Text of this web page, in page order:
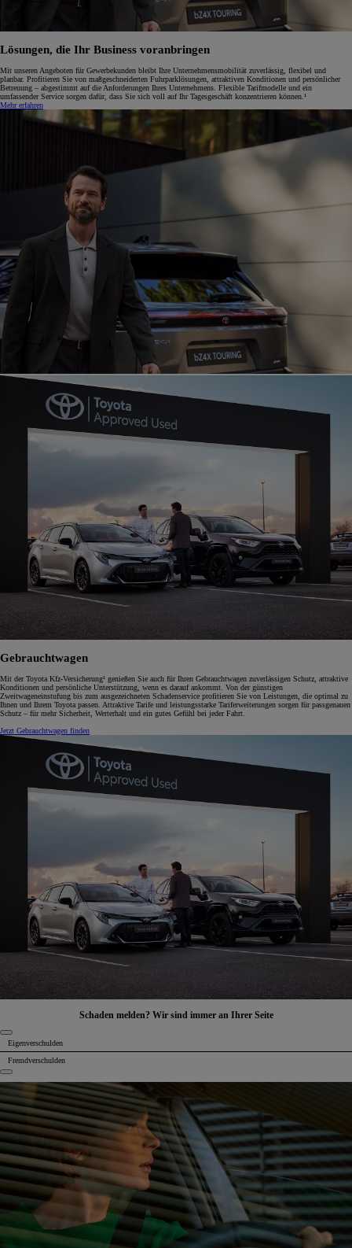
Lösungen, die Ihr Business voranbringen
Mit unseren Angeboten für Gewerbekunden bleibt Ihre Unternehmensmobilität zuverlässig, flexibel und
planbar. Profitieren Sie von maßgeschneiderten Fuhrparklösungen, attraktiven Konditionen und persönlicher
Betreuung – abgestimmt auf die Anforderungen Ihres Unternehmens. Flexible Tarifmodelle und ein
umfassender Service sorgen dafür, dass Sie sich voll auf Ihr Tagesgeschäft konzentrieren können.¹
Mehr erfahren
Gebrauchtwagen
Mit der Toyota Kfz-Versicherung¹ genießen Sie auch für Ihren Gebrauchtwagen zuverlässigen Schutz, attraktive
Konditionen und persönliche Unterstützung, wenn es darauf ankommt. Von der günstigen
Zweitwageneinstufung bis zum ausgezeichneten Schadenservice profitieren Sie von Leistungen, die optimal zu
Ihnen und Ihrem Toyota passen. Attraktive Tarife und leistungsstarke Tariferweiterungen sorgen für passgenauen
Schutz – für mehr Sicherheit, Werterhalt und ein gutes Gefühl bei jeder Fahrt.
Jetzt Gebrauchtwagen finden
Schaden melden? Wir sind immer an Ihrer Seite
Eigenverschulden
Fremdverschulden